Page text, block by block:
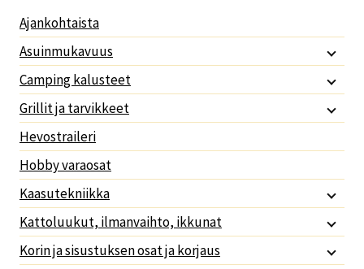
Ajankohtaista
Asuinmukavuus
Camping kalusteet
Grillit ja tarvikkeet
Hevostraileri
Hobby varaosat
Kaasutekniikka
Kattoluukut, ilmanvaihto, ikkunat
Korin ja sisustuksen osat ja korjaus